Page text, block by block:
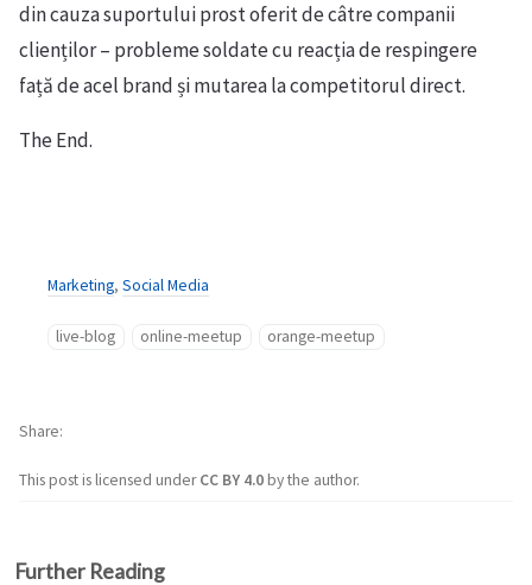
din cauza suportului prost oferit de câtre companii
clienților – probleme soldate cu reacția de respingere
față de acel brand și mutarea la competitorul direct.
The End.
Marketing, Social Media
live-blog online-meetup orange-meetup
This post is licensed underCC BY 4.0by the author.
Share
Further Reading